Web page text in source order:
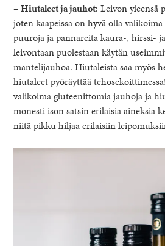
–Hiutaleet ja jauhot: Leivon yleensä
joten kaapeissa on hyvä olla
puuroja ja pannareita kaura-, hirssi-
leivontaan puolestaan käytän
mantelijauhoa. Hiutaleista saa myös
hiutaleet pyöräyttää
valikoima gluteenittomia jauhoja ja
monesti ison satsin erilaisia aineksia
niitä pikku hiljaa erilaisiin